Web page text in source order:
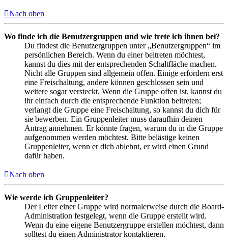
Nach oben
Wo finde ich die Benutzergruppen und wie trete ich ihnen bei?
Du findest die Benutzergruppen unter „Benutzergruppen“ im
persönlichen Bereich. Wenn du einer beitreten möchtest,
kannst du dies mit der entsprechenden Schaltfläche machen.
Nicht alle Gruppen sind allgemein offen. Einige erfordern erst
eine Freischaltung, andere können geschlossen sein und
weitere sogar versteckt. Wenn die Gruppe offen ist, kannst du
ihr einfach durch die entsprechende Funktion beitreten;
verlangt die Gruppe eine Freischaltung, so kannst du dich für
sie bewerben. Ein Gruppenleiter muss daraufhin deinen
Antrag annehmen. Er könnte fragen, warum du in die Gruppe
aufgenommen werden möchtest. Bitte belästige keinen
Gruppenleiter, wenn er dich ablehnt, er wird einen Grund
dafür haben.
Nach oben
Wie werde ich Gruppenleiter?
Der Leiter einer Gruppe wird normalerweise durch die Board-
Administration festgelegt, wenn die Gruppe erstellt wird.
Wenn du eine eigene Benutzergruppe erstellen möchtest, dann
solltest du einen Administrator kontaktieren.